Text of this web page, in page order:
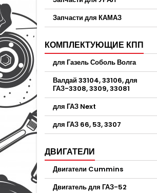
Запчасти для КАМАЗ
КОМПЛЕКТУЮЩИЕ КПП
для Газель Соболь Волга
Валдай 33104, 33106, для
ГАЗ-3308, 3309, 33081
для ГАЗ Next
для ГАЗ 66, 53, 3307
ДВИГАТЕЛИ
Двигатели Cummins
Двигатель для ГАЗ-52